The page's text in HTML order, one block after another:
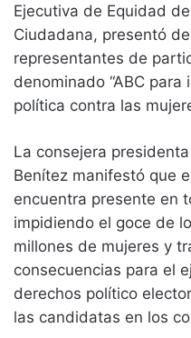
Ejecutiva de Equidad
Ciudadana, presentó
representantes de
denominado “ABC
política contra las
La consejera
Benítez manifestó que
encuentra presente en
impidiendo el goce de
millones de mujeres y
consecuencias para el
derechos político
las candidatas en los